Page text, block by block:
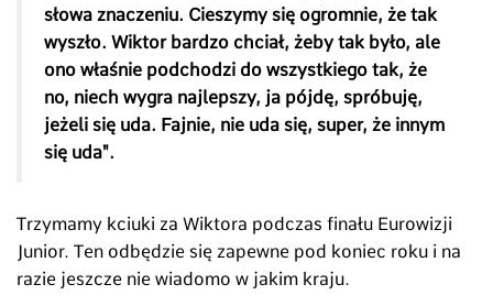
słowa znaczeniu. Cieszymy się ogromnie, że tak
wyszło. Wiktor bardzo chciał, żeby tak było, ale
ono właśnie podchodzi do wszystkiego tak, że
no, niech wygra najlepszy, ja pójdę, spróbuję,
jeżeli się uda. Fajnie, nie uda się, super, że innym
się uda".
Trzymamy kciuki za Wiktora podczas finału Eurowizji
Junior. Ten odbędzie się zapewne pod koniec roku i na
razie jeszcze nie wiadomo w jakim kraju.